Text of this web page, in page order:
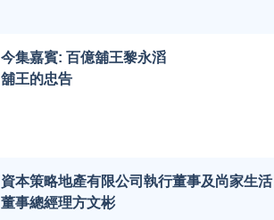
今集嘉賓: 百億舖王黎永滔
舖王的忠告
資本策略地產有限公司執行董事及尚家生活
董事總經理方文彬